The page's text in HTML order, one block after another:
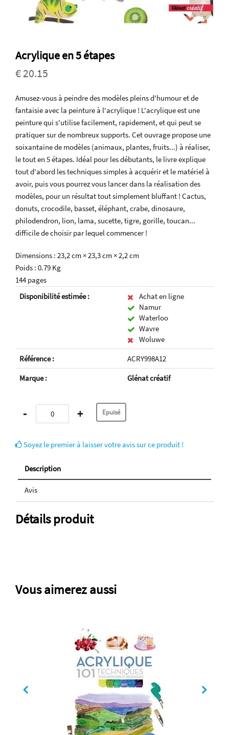
Acrylique en 5 étapes
€ 20.15
Amusez-vous à peindre des modèles pleins d'humour et de
fantaisie avec la peinture à l'acrylique ! L'acrylique est une
peinture qui s'utilise facilement, rapidement, et qui peut se
pratiquer sur de nombreux supports. Cet ouvrage propose une
soixantaine de modèles (animaux, plantes, fruits...) à réaliser,
le tout en 5 étapes. Idéal pour les débutants, le livre explique
tout d'abord les techniques simples à acquérir et le matériel à
avoir, puis vous pourrez vous lancer dans la réalisation des
modèles, pour un résultat tout simplement bluffant ! Cactus,
donuts, crocodile, basset, éléphant, crabe, dinosaure,
philodendron, lion, lama, sucette, tigre, gorille, toucan...
difficile de choisir par lequel commencer !
Dimensions : 23,2 cm × 23,3 cm × 2,2 cm
Poids : 0.79 Kg
144 pages
Disponibilité estimée :
Achat en ligne
Namur
Waterloo
Wavre
Woluwe
Référence :
ACRY998A12
Marque :
Glénat créatif
- +
Soyez le premier à laisser votre avis sur ce produit !
Description
Avis
Détails produit
Vous aimerez aussi